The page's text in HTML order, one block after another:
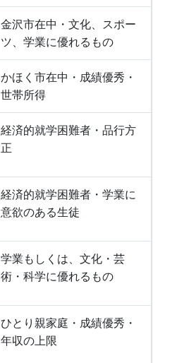
金沢市在中・文化、スポー
ツ、学業に優れるもの
かほく市在中・成績優秀・
世帯所得
経済的就学困難者・品行方
正
経済的就学困難者・学業に
意欲のある生徒
学業もしくは、文化・芸
術・科学に優れるもの
ひとり親家庭・成績優秀・
年収の上限